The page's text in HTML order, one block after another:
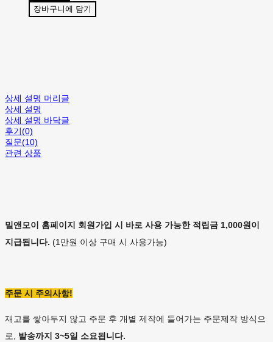
장바구니에 담기
상세 설명 머리글
상세 설명
상세 설명 바닥글
후기(0)
질문(10)
관련 상품
밀앤모이 홈페이지 회원가입 시 바로 사용 가능한 적립금 1,000원이
지급됩니다. (1만원 이상 구매 시 사용가능)
주문 시 주의사항!
재고를 쌓아두지 않고 주문 후 개별 제작에 들어가는 주문제작 방식으
로, 발송까지 3~5일 소요됩니다.